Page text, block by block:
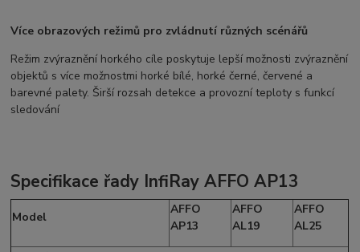
Více obrazových režimů pro zvládnutí různých scénářů
Režim zvýraznění horkého cíle poskytuje lepší možnosti zvýraznění
objektů s více možnostmi horké bílé, horké černé, červené a
barevné palety. Širší rozsah detekce a provozní teploty s funkcí
sledování
Specifikace řady InfiRay AFFO AP13
Model
AFFO
AP13
AFFO
AL19
AFFO
AL25